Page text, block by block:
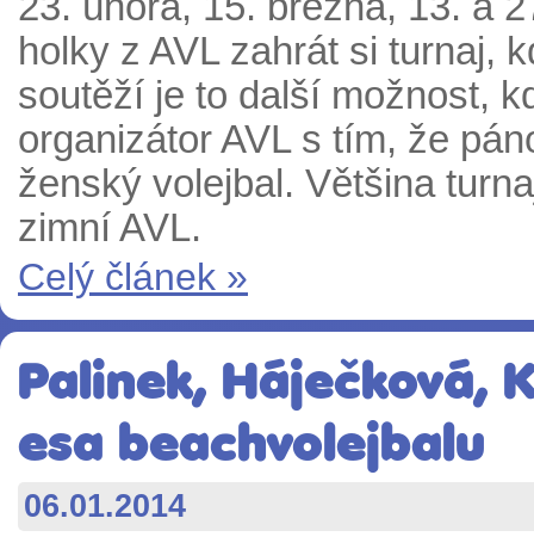
holky z AVL zahrát si turnaj,
soutěží je to další možnost,
organizátor AVL s tím, že
ženský volejbal. Většina
zimní AVL.
Celý článek »
Palinek, Háječková,
esa beachvolejbalu
06.01.2014